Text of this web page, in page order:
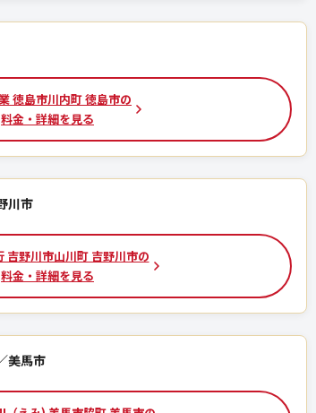
徳島市川内町 徳島市の
料金・詳細を見る
川市
吉野川市山川町 吉野川市の
料金・詳細を見る
美馬市